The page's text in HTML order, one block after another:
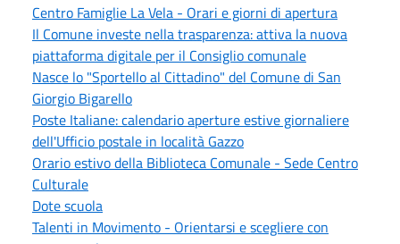
Centro Famiglie La Vela - Orari e giorni di apertura
Il Comune investe nella trasparenza: attiva la nuova
piattaforma digitale per il Consiglio comunale
Nasce lo "Sportello al Cittadino" del Comune di San
Giorgio Bigarello
Poste Italiane: calendario aperture estive giornaliere
dell'Ufficio postale in località Gazzo
Orario estivo della Biblioteca Comunale - Sede Centro
Culturale
Dote scuola
Talenti in Movimento - Orientarsi e scegliere con